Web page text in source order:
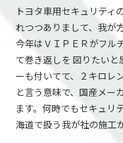
トヨタ車用セキュリティ
れつつありまして、我が
今年はＶＩＰＥＲがフル
て巻き返しを 図りたい
ーも付いてて、２キロレ
と言う意味で、国産メー
ます。何時でもセキュリ
海道で扱う我が社の施工